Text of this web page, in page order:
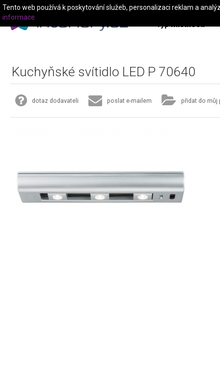
Typ místnosti
Kuchyňské svítidlo LED P 70640
dotaz dodavateli poslat e-mailem přidat do můj
Tento web používá k poskytování služeb, personalizaci reklam a
informace